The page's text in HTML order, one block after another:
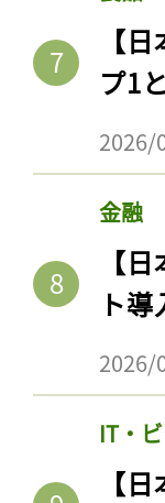
【
プ1
2026/
金融
【
ト
2026/
IT・
【